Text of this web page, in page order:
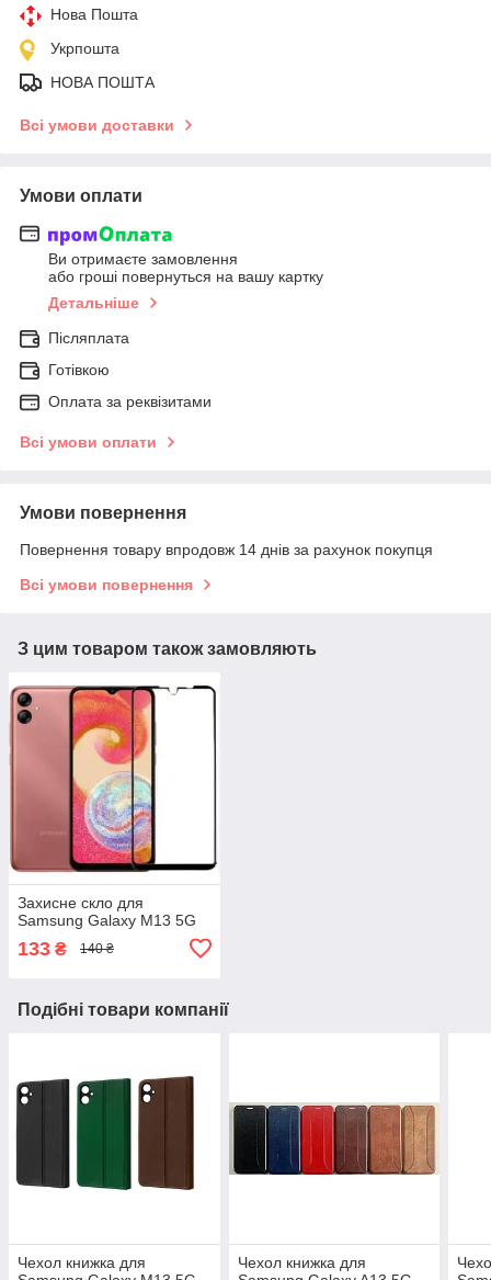
Нова Пошта
Укрпошта
НОВА ПОШТА
Всі умови доставки
Умови оплати
Ви отримаєте замовлення
або гроші повернуться на вашу картку
Детальніше
Післяплата
Готівкою
Оплата за реквізитами
Всі умови оплати
Умови повернення
Повернення товару впродовж 14 днів за рахунок покупця
Всі умови повернення
З цим товаром також замовляють
Захисне скло для
Samsung Galaxy M13 5G
133 ₴ 140 ₴
Подібні товари компанії
Чехол книжка для
Чехол книжка для